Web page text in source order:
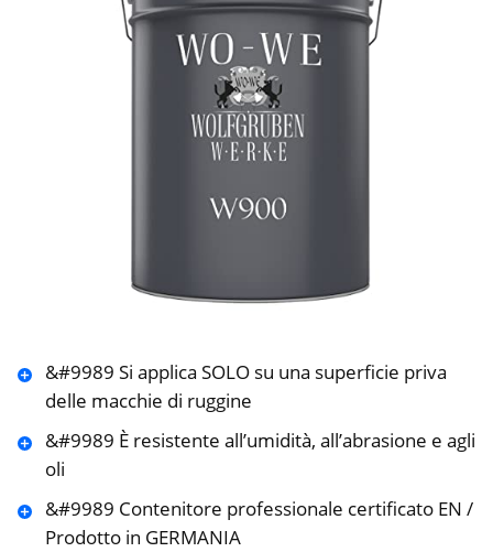
&#9989 Si applica SOLO su una superficie priva
delle macchie di ruggine
&#9989 È resistente all’umidità, all’abrasione e agli
oli
&#9989 Contenitore professionale certificato EN /
Prodotto in GERMANIA